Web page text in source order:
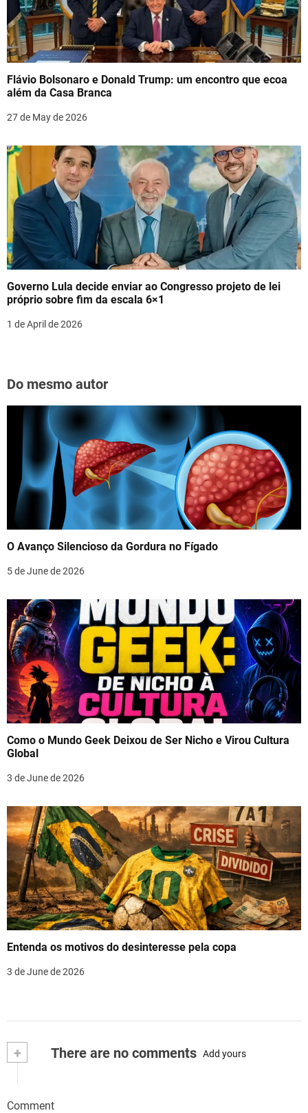
Flávio Bolsonaro e Donald Trump: um encontro que ecoa
além da Casa Branca
27 de May de 2026
Governo Lula decide enviar ao Congresso projeto de lei
próprio sobre fim da escala 6×1
1 de April de 2026
Do mesmo autor
O Avanço Silencioso da Gordura no Fígado
5 de June de 2026
Como o Mundo Geek Deixou de Ser Nicho e Virou Cultura
Global
3 de June de 2026
Entenda os motivos do desinteresse pela copa
3 de June de 2026
+ There are no comments Add yours
Comment